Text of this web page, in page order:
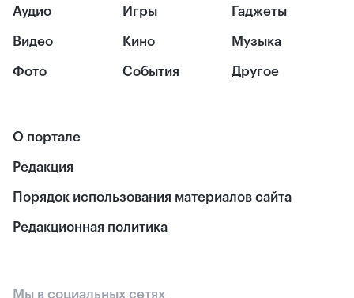
Аудио
Видео
Фото
Игры
Кино
События
Гаджеты
Музыка
Другое
О портале
Редакция
Порядок использования материалов сайта
Редакционная политика
Мы в социальных сетях